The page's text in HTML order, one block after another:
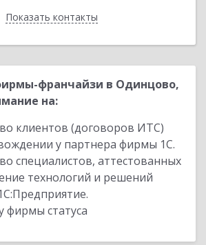
Показать контакты
Назад
франчайзи в Одинцово,
на:
клиентов (договоров ИТС)
у партнера фирмы 1С.
специалистов, аттестованных
технологий и решений
фирмы статуса